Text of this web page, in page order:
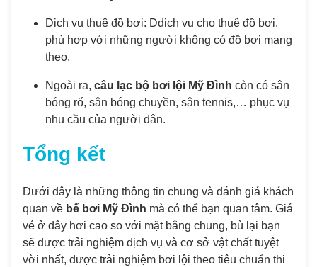
Dịch vụ thuê đồ bơi: Ddịch vụ cho thuê đồ bơi,
phù hợp với những người không có đồ bơi mang
theo.
Ngoài ra, câu lạc bộ bơi lội Mỹ Đình còn có sân
bóng rổ, sân bóng chuyền, sân tennis,… phục vụ
nhu cầu của người dân.
Tổng kết
Dưới đây là những thông tin chung và đánh giá khách
quan về bể bơi Mỹ Đình mà có thể bạn quan tâm. Giá
vé ở đây hơi cao so với mặt bằng chung, bù lại bạn
sẽ được trải nghiệm dịch vụ và cơ sở vật chất tuyệt
vời nhất, được trải nghiệm bơi lội theo tiêu chuẩn thi